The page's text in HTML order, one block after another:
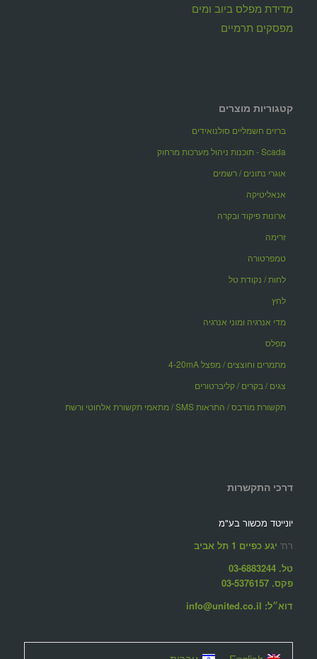
מדידת מפלס ביוב ומים
מפסקים תרמיים
קטגוריות מוצרים
ברזים חשמליים סולנואידים
Scada - תוכנות ניהול מערכות מרחוק
אוגרי נתונים / רשמים
אנאליטיקה
ארונות פיקוד ובקרה
זרימה
טמפרטורה
לחות / נקודת טל
לחץ
מדי אנרגיה ומוני אנרגיה
מפלס
מתמרים וחוצצים / מפצל 4-20mA
צגים / בקרים / קליברטורים
תקשורת מודבס / התראות SMS / מתאמי תקשורת אלחוטי ורשת
דרכי התקשרות
יונייטד מכשור בע"מ
רח' יגע כפיים 1 תל אביב
טל. 03-6883244
פקס. 03-5376157
דוא״ל: info@united.co.il